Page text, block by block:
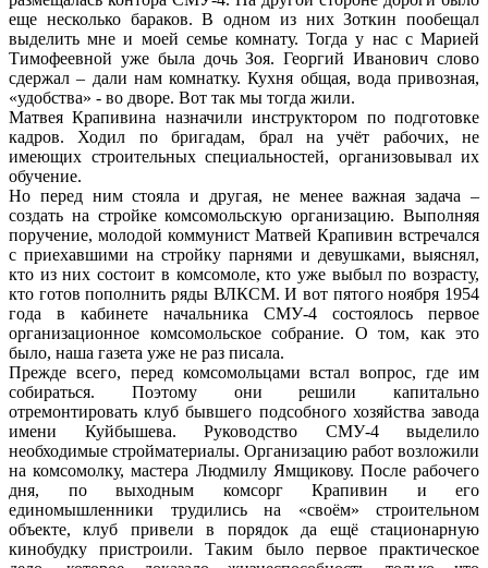
еще несколько бараков. В одном из них Зоткин пообещал
выделить мне и моей семье комнату. Тогда у нас с Марией
Тимофеевной уже была дочь Зоя. Георгий Иванович слово
сдержал – дали нам комнатку. Кухня общая, вода привозная,
«удобства» - во дворе. Вот так мы тогда жили.
Матвея Крапивина назначили инструктором по подготовке
кадров. Ходил по бригадам, брал на учёт рабочих, не
имеющих строительных специальностей, организовывал их
обучение.
Но перед ним стояла и другая, не менее важная задача –
создать на стройке комсомольскую организацию. Выполняя
поручение, молодой коммунист Матвей Крапивин встречался
с приехавшими на стройку парнями и девушками, выяснял,
кто из них состоит в комсомоле, кто уже выбыл по возрасту,
кто готов пополнить ряды ВЛКСМ. И вот пятого ноября 1954
года в кабинете начальника СМУ-4 состоялось первое
организационное комсомольское собрание. О том, как это
было, наша газета уже не раз писала.
Прежде всего, перед комсомольцами встал вопрос, где им
собираться. Поэтому они решили капитально
отремонтировать клуб бывшего подсобного хозяйства завода
имени Куйбышева. Руководство СМУ-4 выделило
необходимые стройматериалы. Организацию работ возложили
на комсомолку, мастера Людмилу Ямщикову. После рабочего
дня, по выходным комсорг Крапивин и его
единомышленники трудились на «своём» строительном
объекте, клуб привели в порядок да ещё стационарную
кинобудку пристроили. Таким было первое практическое